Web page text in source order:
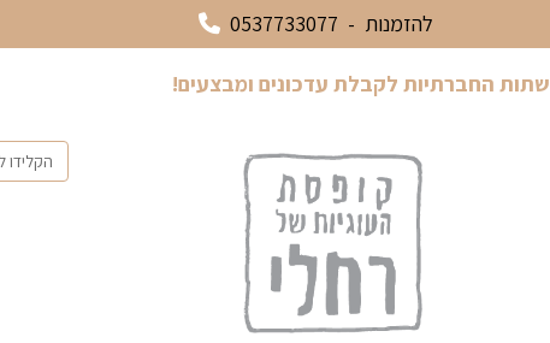
להזמנות - 0537733077
החברתיות לקבלת עדכונים ומבצעים!